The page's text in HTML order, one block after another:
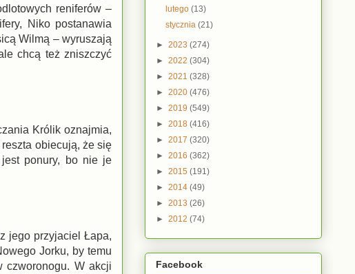
reniferów –
Niko postanawia
Wilmą – wyruszają
chcą też zniszczyć
Królik oznajmia,
obiecują, że się
ponury, bo nie je
jego przyjaciel Łapa,
Jorku, by temu
czworonogu. W akcji
lutego(13)
stycznia(21)
► 2023 (274)
► 2022 (304)
► 2021 (328)
► 2020 (476)
► 2019 (549)
► 2018 (416)
► 2017 (320)
► 2016 (362)
► 2015 (191)
► 2014 (49)
► 2013 (26)
► 2012 (74)
Facebook